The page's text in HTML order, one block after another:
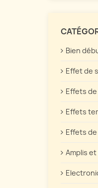
Bien
Effet de
Effets
Effets
Effets
Amplis